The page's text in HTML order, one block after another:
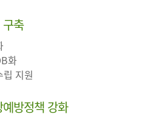
축
화
립 지원
방정책 강화